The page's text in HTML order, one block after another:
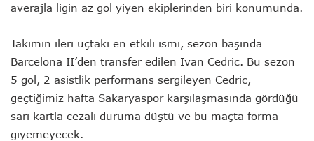
averajla ligin az gol yiyen ekiplerinden biri konumunda.
Takımın ileri uçtaki en etkili ismi, sezon başında
Barcelona II’den transfer edilen Ivan Cedric. Bu sezon
5 gol, 2 asistlik performans sergileyen Cedric,
geçtiğimiz hafta Sakaryaspor karşılaşmasında gördüğü
sarı kartla cezalı duruma düştü ve bu maçta forma
giyemeyecek.